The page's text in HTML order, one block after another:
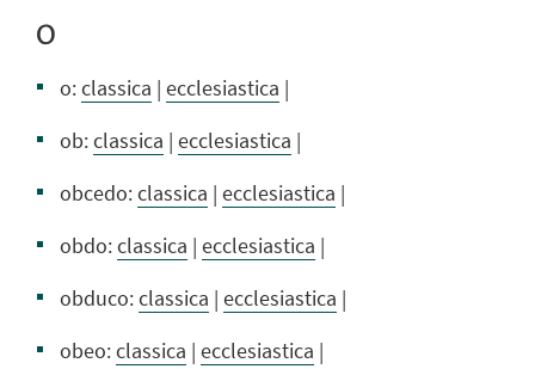
O
o:classica | ecclesiastica |
ob:classica | ecclesiastica |
obcedo:classica | ecclesiastica |
obdo:classica | ecclesiastica |
obduco:classica | ecclesiastica |
obeo:classica | ecclesiastica |